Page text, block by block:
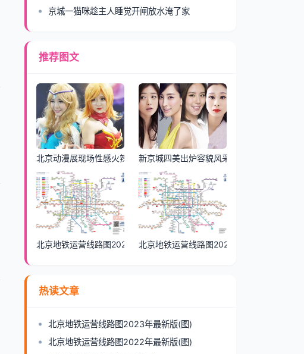
京城一猫咪趁主人睡觉开闸放水淹了家
推荐图文
北京动漫展现场性感火辣s...新京城四美出炉容貌风采大...
北京地铁运营线路图202... 北京地铁运营线路图202...
热读文章
北京地铁运营线路图2023年最新版(图)
北京地铁运营线路图2022年最新版(图)